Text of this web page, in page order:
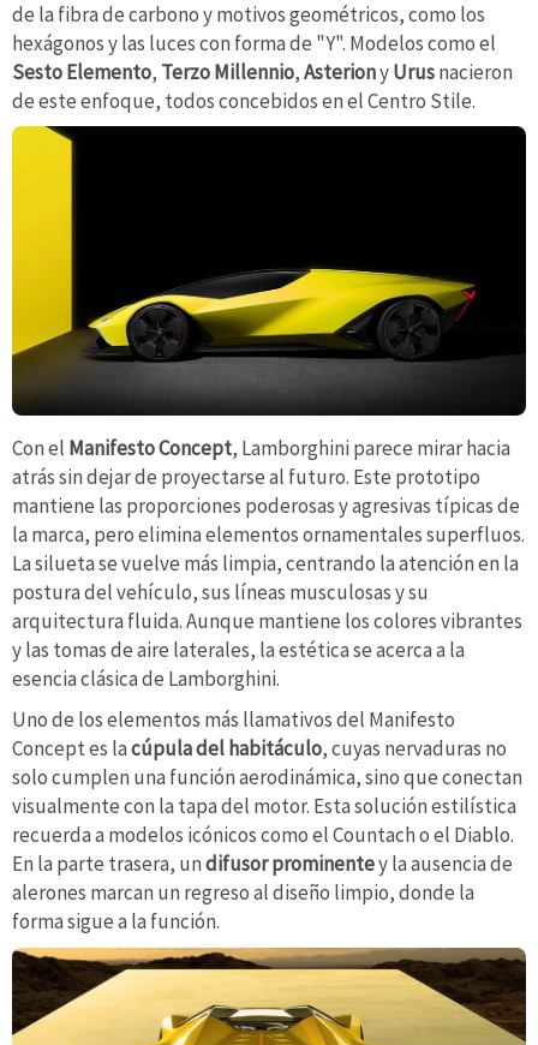
de la fibra de carbono y motivos geométricos, como los
hexágonos y las luces con forma de "Y". Modelos como el
Sesto Elemento, Terzo Millennio,AsterionyUrusnacieron
de este enfoque, todos concebidos en el Centro Stile.
Con el Manifesto Concept, Lamborghini parece mirar hacia
atrás sin dejar de proyectarse al futuro. Este prototipo
mantiene las proporciones poderosas y agresivas típicas de
la marca, pero elimina elementos ornamentales superfluos.
La silueta se vuelve más limpia, centrando la atención en la
postura del vehículo, sus líneas musculosas y su
arquitectura fluida. Aunque mantiene los colores vibrantes
y las tomas de aire laterales, la estética se acerca a la
esencia clásica de Lamborghini.
Uno de los elementos más llamativos del Manifesto
Concept es lacúpula del habitáculo, cuyas nervaduras no
solo cumplen una función aerodinámica, sino que conectan
visualmente con la tapa del motor. Esta solución estilística
recuerda a modelos icónicos como el Countach o el Diablo.
En la parte trasera, undifusor prominentey la ausencia de
alerones marcan un regreso al diseño limpio, donde la
forma sigue a la función.